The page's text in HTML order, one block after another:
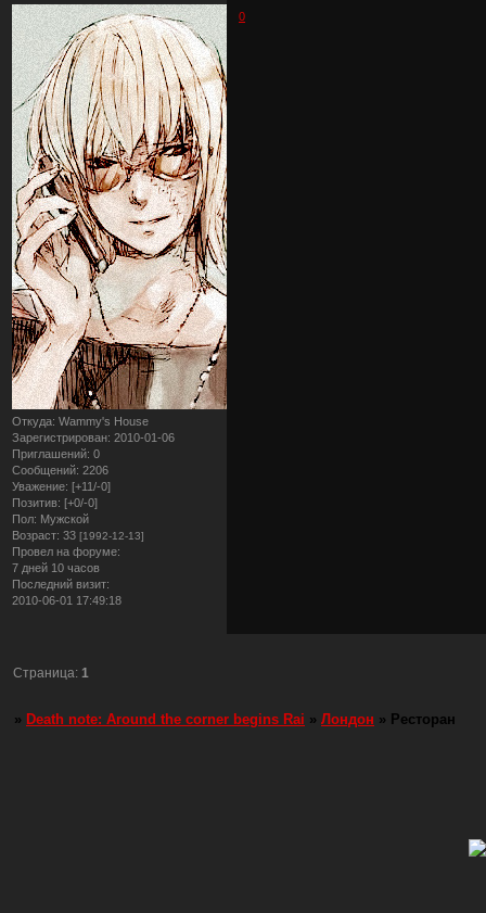
Откуда: Wammy's House
Зарегистрирован: 2010-01-06
Приглашений: 0
Сообщений: 2206
Уважение: [+11/-0]
Позитив: [+0/-0]
Пол: Мужской
Возраст: 33 [1992-12-13]
Провел на форуме:
7 дней 10 часов
Последний визит:
2010-06-01 17:49:18
0
Страница:1
» Death note: Around the corner begins Rai » Лондон » Ресторан